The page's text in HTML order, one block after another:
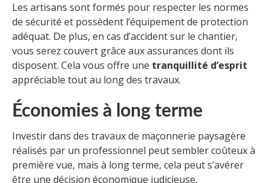
Les artisans sont formés pour respecter les normes
de sécurité et possèdent l’équipement de protection
adéquat. De plus, en cas d’accident sur le chantier,
vous serez couvert grâce aux assurances dont ils
disposent. Cela vous offre une tranquillité d’esprit
appréciable tout au long des travaux.
Économies à long terme
Investir dans des travaux de maçonnerie paysagère
réalisés par un professionnel peut sembler coûteux à
première vue, mais à long terme, cela peut s’avérer
être une décision économique judicieuse.